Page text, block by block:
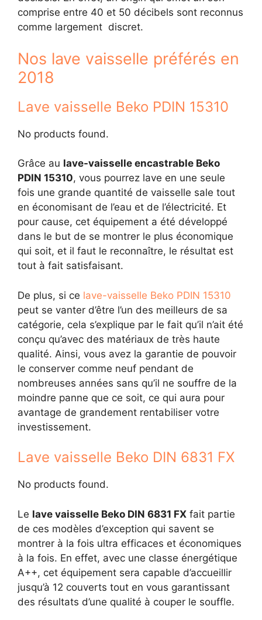
comprise entre 40 et 50 décibels sont reconnus
comme largement discret.
Nos lave vaisselle préférés en
2018
Lave vaisselle Beko PDIN 15310
No products found.
Grâce au lave-vaisselle encastrable Beko
PDIN 15310, vous pourrez lave en une seule
fois une grande quantité de vaisselle sale tout
en économisant de l’eau et de l’électricité. Et
pour cause, cet équipement a été développé
dans le but de se montrer le plus économique
qui soit, et il faut le reconnaître, le résultat est
tout à fait satisfaisant.
De plus, si ce lave-vaisselle Beko PDIN 15310
peut se vanter d’être l’un des meilleurs de sa
catégorie, cela s’explique par le fait qu’il n’ait été
conçu qu’avec des matériaux de très haute
qualité. Ainsi, vous avez la garantie de pouvoir
le conserver comme neuf pendant de
nombreuses années sans qu’il ne souffre de la
moindre panne que ce soit, ce qui aura pour
avantage de grandement rentabiliser votre
investissement.
Lave vaisselle Beko DIN 6831 FX
No products found.
Le lave vaisselle Beko DIN 6831 FX fait partie
de ces modèles d’exception qui savent se
montrer à la fois ultra efficaces et économiques
à la fois. En effet, avec une classe énergétique
A++, cet équipement sera capable d’accueillir
jusqu’à 12 couverts tout en vous garantissant
des résultats d’une qualité à couper le souffle.